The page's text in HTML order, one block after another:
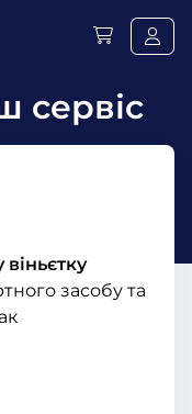
сервіс
засобу та